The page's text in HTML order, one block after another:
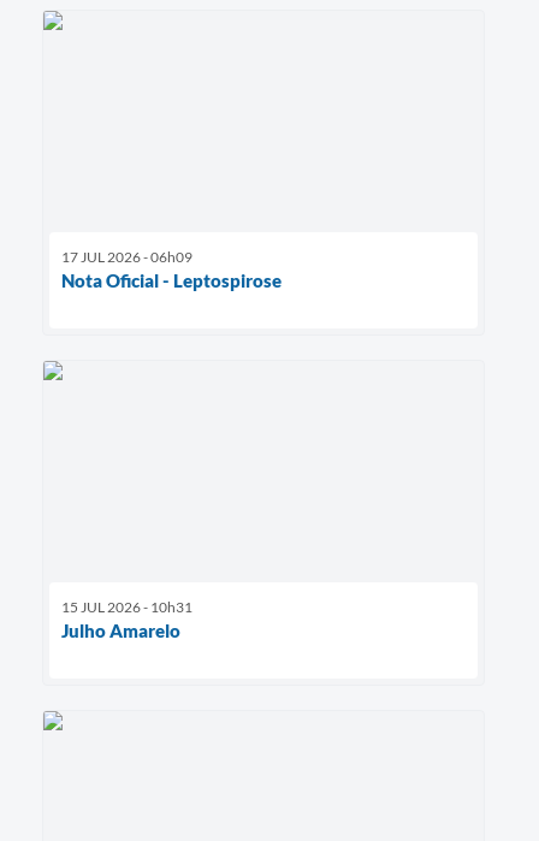
17 JUL 2026 - 06h09
Nota Oficial - Leptospirose
15 JUL 2026 - 10h31
Julho Amarelo